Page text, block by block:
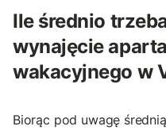
Ile średnio
wynajęcie
wakacyjnego w
Biorąc pod uwagę